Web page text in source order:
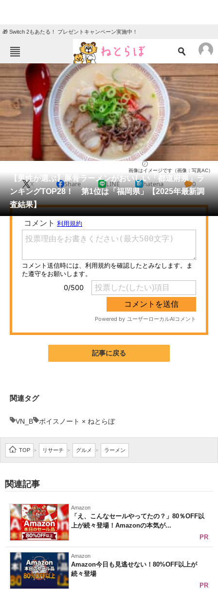
🎁 Switch 2もあたる！ プレゼントキャンペーン実施中！
ねとらぼメニュー
ニュース
エンタメ クイズ
グルメ 地域
住まい 教育・育児
リサーチ
会員記事
メディア
注目記事を集めた総合ページ
ITの今と未来を見通す
スマホと通信の最新トレンド
進化するPCとデバイスの未来
AI活用のいまが分かる
企業向けIT製品の総合サイト
製造業のIT導入・活用を支援
モノづくり技術者専門サイト
エレクトロニクス専門サイト
電子設計の基本と応用
エネルギーの専門メディア
【男性が選ぶ】豚骨ラーメンがおいしい「都道府県」ラ
ンキングTOP28！ 第1位は「福岡県」【2025年最新調
査結果】
画像はイメージです（画像：写真AC）
X Share LINE hatena 0
記事に戻る
関連タグ
VN_B ボイスノート × ねとらぼ
TOP > リサーチ > グルメ > ラーメン
関連記事
Amazon
「え、こんなセールやってたの？」80％OFF以
上が続々登場！Amazonの本気が...
PR
Amazon
Amazon今日も見逃せない！80%OFF以上が
続々登場
PR